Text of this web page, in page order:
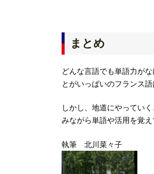
まとめ
どんな言語でも単語力がな
とがいっぱいのフランス
しかし、地道にやってい
みながら単語や活用を覚え
執筆 北川菜々子